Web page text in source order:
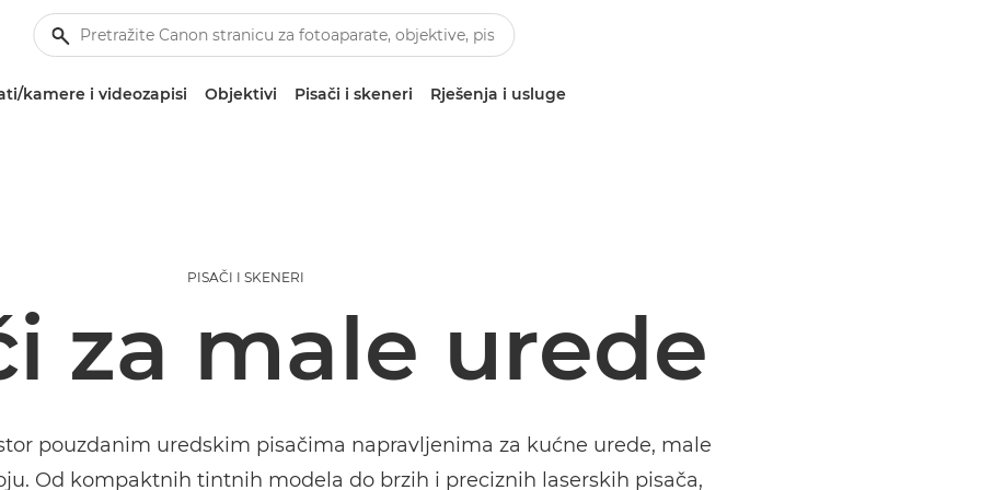
kamere i videozapisi Objektivi Pisači i skeneri Rješenja i usluge
PISAČI I SKENERI
za male urede
pouzdanim uredskim pisačima napravljenima za kućne urede, male
Od kompaktnih tintnih modela do brzih i preciznih laserskih pisača,